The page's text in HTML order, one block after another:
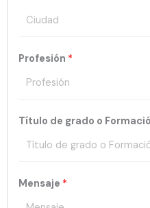
Profesión *
Título de grado o
Mensaje *